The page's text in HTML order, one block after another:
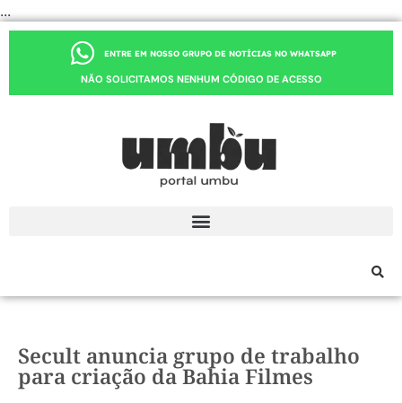
...
ENTRE EM NOSSO GRUPO DE NOTÍCIAS NO WHATSAPP
NÃO SOLICITAMOS NENHUM CÓDIGO DE ACESSO
Secult anuncia grupo de trabalho
para criação da Bahia Filmes